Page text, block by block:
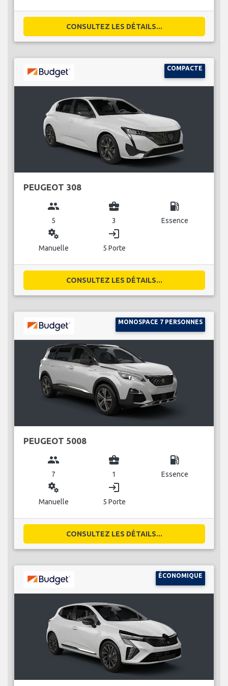
CONSULTEZ LES DÉTAILS...
COMPACTE
PEUGEOT 308
group
5
business_center
3
local_gas_station
Essence
miscellaneous_services
Manuelle
login
5 Porte
CONSULTEZ LES DÉTAILS...
MONOSPACE 7 PERSONNES
PEUGEOT 5008
group
7
business_center
1
local_gas_station
Essence
miscellaneous_services
Manuelle
login
5 Porte
CONSULTEZ LES DÉTAILS...
ÉCONOMIQUE